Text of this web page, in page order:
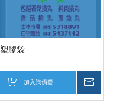
塑膠袋
加入詢價籃